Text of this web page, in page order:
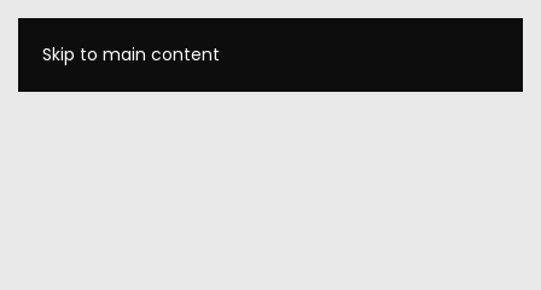
Skip to main content